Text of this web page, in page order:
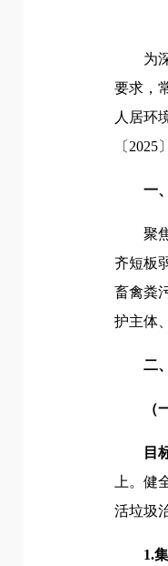
为
要求，
人居环
〔
一
聚
齐短板
畜禽粪
护主体
二
（
目
上。
活垃圾
1.